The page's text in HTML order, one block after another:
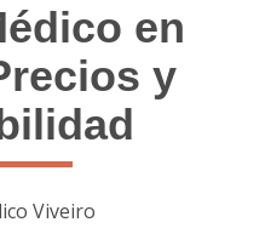
en
y